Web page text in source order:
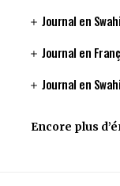
Journal en
Journal en
Journal en
Encore plus